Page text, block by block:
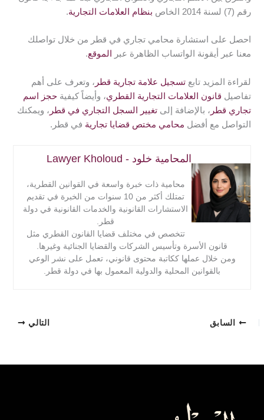
صوت، أو رائحة ترتبط بالمنتج أو الخدمة.
الشركة، فتمنح العلامة التجارية مالكها حقوقًا حصرية
باستخدامها لتلك المنتجات.
رقم (7) لسنة 2014 الخاص
بنظام العلامات التجارية.
احصل على استشارة محامي تجاري في قطر من خلال تواصلك
معنا عبر أيقونة الواتساب الظاهرة عبر
الموقع.
لقراءة المزيد تابعتسجيل علامة تجارية قطر ، وتعرف على أهم
تفاصيل قانون العلامات التجارية القطري، وأيضاً كيفيةحجز اسم
تجاري قطر ، بالإضافة إلىتغيير السجل التجاري في قطر ، ويمكنك
التواصل مع أفضل محامي مختص قضايا تجارية في قطر.
المحامية خلود - Lawyer Kholoud
محامية ذات خبرة واسعة في القوانين القطرية،
تمتلك أكثر من 10 سنوات من الخبرة في تقديم
الاستشارات القانونية والخدمات القانونية في دولة
قطر.
تتخصص في مختلف قضايا القانون القطري مثل
قانون الأسرة وتأسيس الشركات والقضايا الجنائية وغيرها.
ومن خلال عملها ككاتبة محتوى قانوني، تعمل على نشر الوعي
بالقوانين المحلية والدولية المعمول بها في دولة قطر.
السابق التالي